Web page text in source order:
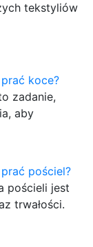
tekstyliów
koce?
zadanie,
aby
pościel?
pościeli jest
trwałości.